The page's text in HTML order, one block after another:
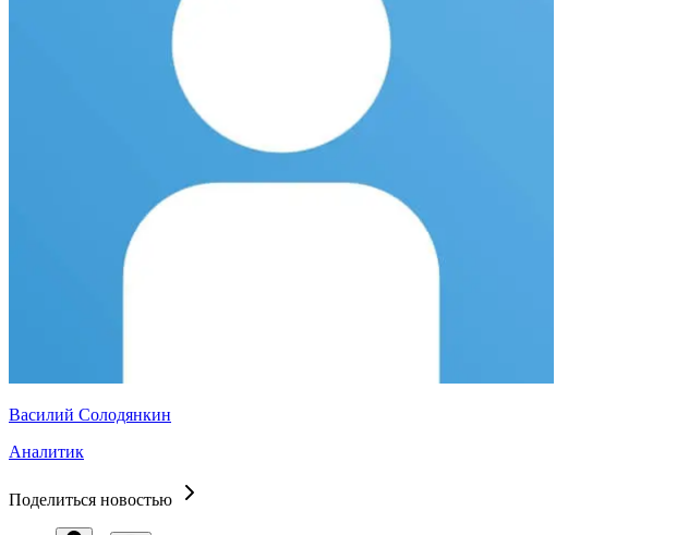
Василий Солодянкин
Аналитик
Поделиться новостью